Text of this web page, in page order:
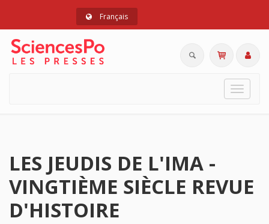
Français
Toggle
LES JEUDIS DE L'IMA -
VINGTIÈME SIÈCLE REVUE
D'HISTOIRE